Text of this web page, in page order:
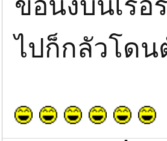
ขอนั่งบนเรือ
ไปก็กลัวโดน